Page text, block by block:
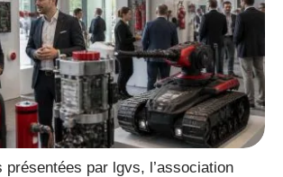
présentées par lgvs, l’association